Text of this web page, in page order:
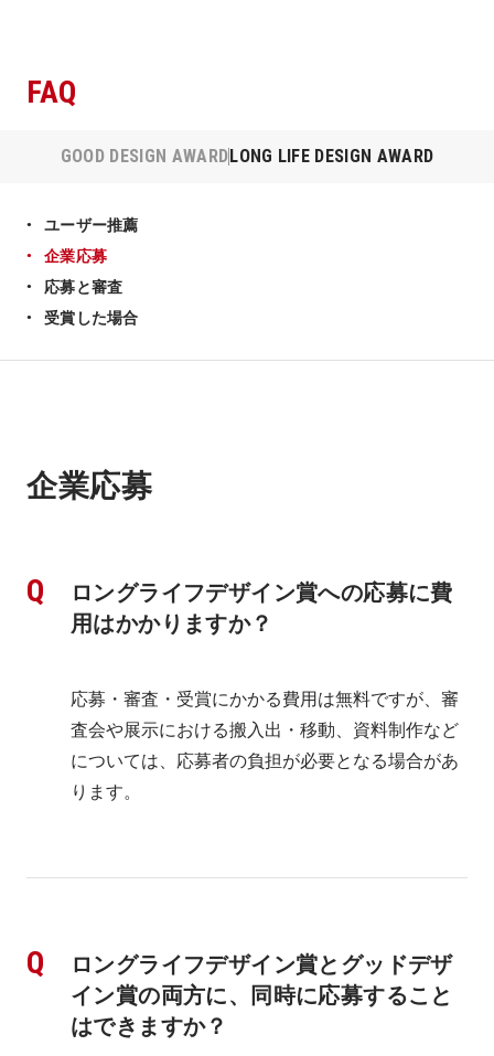
FAQ
GOOD DESIGN AWARDLONG LIFE DESIGN AWARD
ユーザー推薦
企業応募
応募と審査
受賞した場合
企業応募
ロングライフデザイン賞への応募に費
用はかかりますか？
応募・審査・受賞にかかる費用は無料ですが、審
査会や展示における搬入出・移動、資料制作など
については、応募者の負担が必要となる場合があ
ります。
ロングライフデザイン賞とグッドデザ
イン賞の両方に、同時に応募すること
はできますか？